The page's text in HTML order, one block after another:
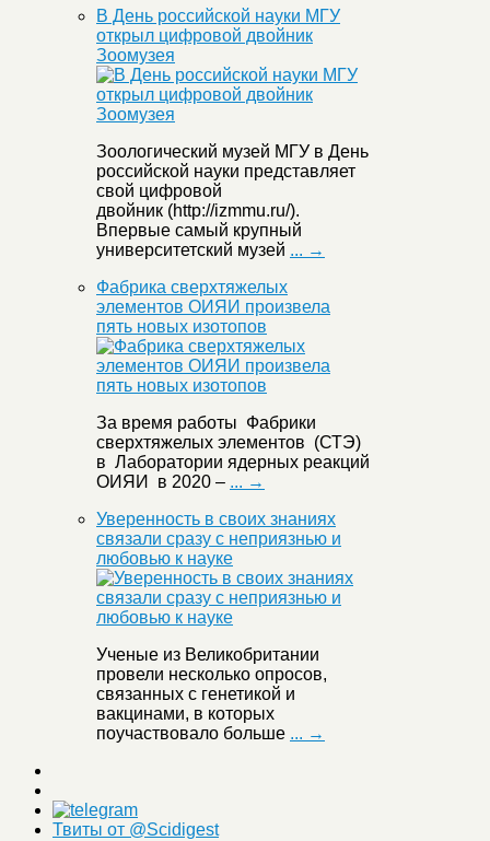
В День российской науки МГУ
открыл цифровой двойник
Зоомузея
Зоологический музей МГУ в День
российской науки представляет
свой цифровой
двойник (http://izmmu.ru/).
Впервые самый крупный
университетский музей ... →
Фабрика сверхтяжелых
элементов ОИЯИ произвела
пять новых изотопов
За время работы Фабрики
сверхтяжелых элементов (СТЭ)
в Лаборатории ядерных реакций
ОИЯИ в 2020 – ... →
Уверенность в своих знаниях
связали сразу с неприязнью и
любовью к науке
Ученые из Великобритании
провели несколько опросов,
связанных с генетикой и
вакцинами, в которых
поучаствовало больше ... →
Твиты от @Scidigest